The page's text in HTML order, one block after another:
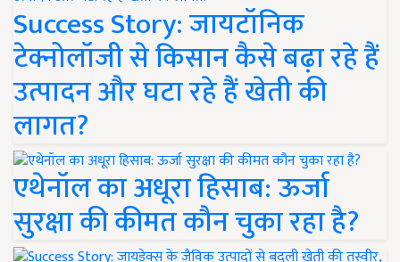
Success Story: जायटॉनिक
टेक्नोलॉजी से किसान कैसे बढ़ा रहे हैं
उत्पादन और घटा रहे हैं खेती की
लागत?
एथेनॉल का अधूरा हिसाब: ऊर्जा
सुरक्षा की कीमत कौन चुका रहा है?